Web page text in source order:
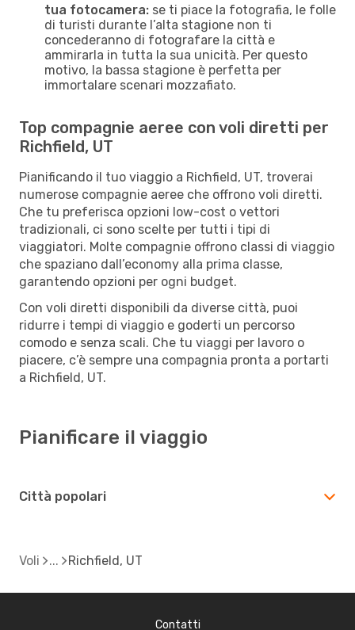
tua fotocamera: se ti piace la fotografia, le folle
di turisti durante l’alta stagione non ti
concederanno di fotografare la città e
ammirarla in tutta la sua unicità. Per questo
motivo, la bassa stagione è perfetta per
immortalare scenari mozzafiato.
Top compagnie aeree con voli diretti per
Richfield, UT
Pianificando il tuo viaggio a Richfield, UT, troverai
numerose compagnie aeree che offrono voli diretti.
Che tu preferisca opzioni low-cost o vettori
tradizionali, ci sono scelte per tutti i tipi di
viaggiatori. Molte compagnie offrono classi di viaggio
che spaziano dall’economy alla prima classe,
garantendo opzioni per ogni budget.
Con voli diretti disponibili da diverse città, puoi
ridurre i tempi di viaggio e goderti un percorso
comodo e senza scali. Che tu viaggi per lavoro o
piacere, c’è sempre una compagnia pronta a portarti
a Richfield, UT.
Pianificare il viaggio
Città popolari
Voli Richfield, UT
Contatti